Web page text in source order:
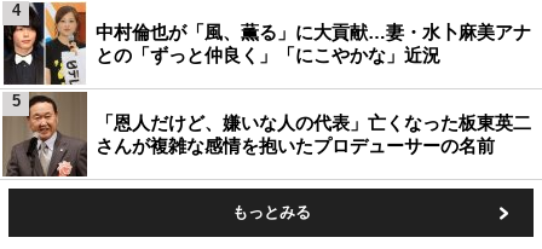
中村倫也が「風、薫る」に大貢献…妻・水卜麻美アナ
との「ずっと仲良く」「にこやかな」近況
4
「恩人だけど、嫌いな人の代表」亡くなった板東英二
さんが複雑な感情を抱いたプロデューサーの名前
5
もっとみる